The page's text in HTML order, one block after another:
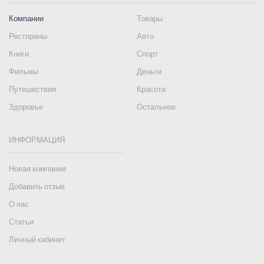
Компании
Товары
Рестораны
Авто
Книги
Спорт
Фильмы
Деньги
Путешествия
Красота
Здоровье
Остальное
ИНФОРМАЦИЯ
Новая компания
Добавить отзыв
О нас
Статьи
Личный кабинет